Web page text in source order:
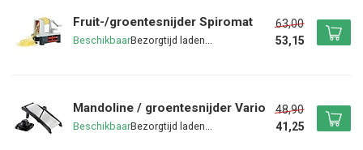
Fruit-/groentesnijder Spiromat
Beschikbaar
63,00
53,15
Mandoline / groentesnijder Vario
Beschikbaar
48,90
41,25